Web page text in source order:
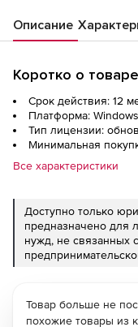
Описание
Коротко о товаре
Срок действия: 12
Платформа: Windows
Тип лицензии:
Минимальная
Все характеристики
Доступно только
предназначено для
нужд, не связанных
Товар больше не
похожие товары из